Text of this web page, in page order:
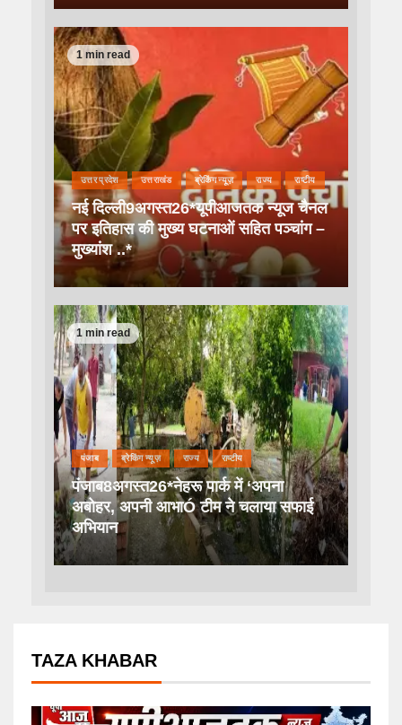
1 min read
उत्तर प्रदेश उत्तराखंड ब्रेकिंग न्यूज़ राज्य राष्टीय
नई दिल्ली9अगस्त26*यूपीआजतक न्यूज चैनल
पर इतिहास की मुख्य घटनाओं सहित पञ्चांग –
मुख्यांश ..*
1 min read
पंजाब ब्रेकिंग न्यूज़ राज्य राष्टीय
पंजाब8अगस्त26*नेहरू पार्क में ‘अपना
अबोहर, अपनी आभाÓ टीम ने चलाया सफाई
अभियान
TAZA KHABAR